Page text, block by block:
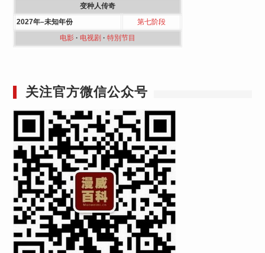
变种人传奇
2027年–未知年份
第七阶段
电影· 电视剧 · 特別节目
关注官方微信公众号